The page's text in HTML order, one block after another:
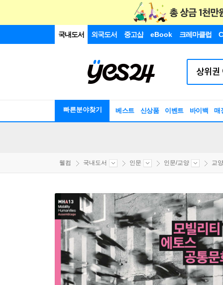
국내도서 외국도서 중고샵 eBook 크레마클럽
빠른분야찾기 베스트 신상품 이벤트 바이백 매
웰컴 국내도서 인문 인문/교양 교